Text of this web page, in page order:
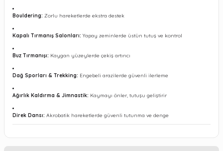
Bouldering: Zorlu hareketlerde ekstra destek
Kapalı Tırmanış Salonları: Yapay zeminlerde üstün tutuş ve kontrol
Buz Tırmanışı: Kaygan yüzeylerde çekiş artırıcı
Dağ Sporları & Trekking: Engebeli arazilerde güvenli ilerleme
Ağırlık Kaldırma & Jimnastik: Kaymayı önler, tutuşu geliştirir
Direk Dansı: Akrobatik hareketlerde güvenli tutunma ve denge